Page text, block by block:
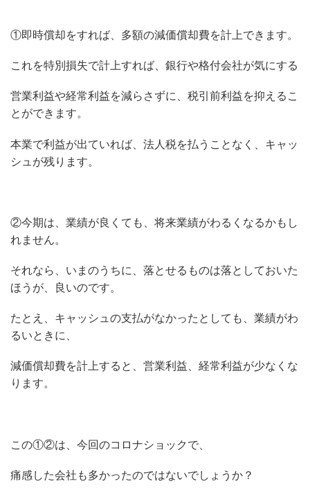
①即時償却をすれば、多額の減価償却費を計上できます。
これを特別損失で計上すれば、銀行や格付会社が気にする
営業利益や経常利益を減らさずに、税引前利益を抑えるこ
とができます。
本業で利益が出ていれば、法人税を払うことなく、キャッ
シュが残ります。
②今期は、業績が良くても、将来業績がわるくなるかもし
れません。
それなら、いまのうちに、落とせるものは落としておいた
ほうが、良いのです。
たとえ、キャッシュの支払がなかったとしても、業績がわ
るいときに、
減価償却費を計上すると、営業利益、経常利益が少なくな
ります。
この①②は、今回のコロナショックで、
痛感した会社も多かったのではないでしょうか？